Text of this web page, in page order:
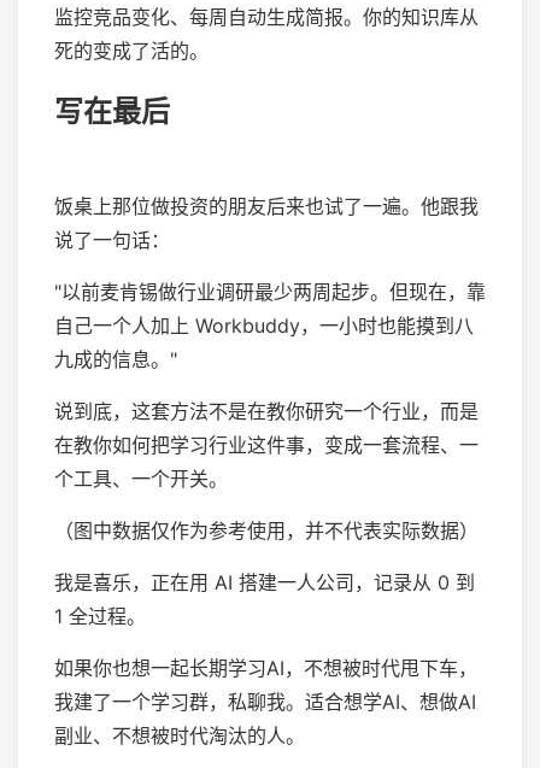
监控竞品变化、每周自动生成简报。你的知识库从
死的变成了活的。
写在最后
饭桌上那位做投资的朋友后来也试了一遍。他跟我
说了一句话：
"以前麦肯锡做行业调研最少两周起步。但现在，靠
自己一个人加上 Workbuddy，一小时也能摸到八
九成的信息。"
说到底，这套方法不是在教你研究一个行业，而是
在教你如何把学习行业这件事，变成一套流程、一
个工具、一个开关。
（图中数据仅作为参考使用，并不代表实际数据）
我是喜乐，正在用 AI 搭建一人公司，记录从 0 到
1 全过程。
如果你也想一起长期学习AI，不想被时代甩下车，
我建了一个学习群，私聊我。适合想学AI、想做AI
副业、不想被时代淘汰的人。